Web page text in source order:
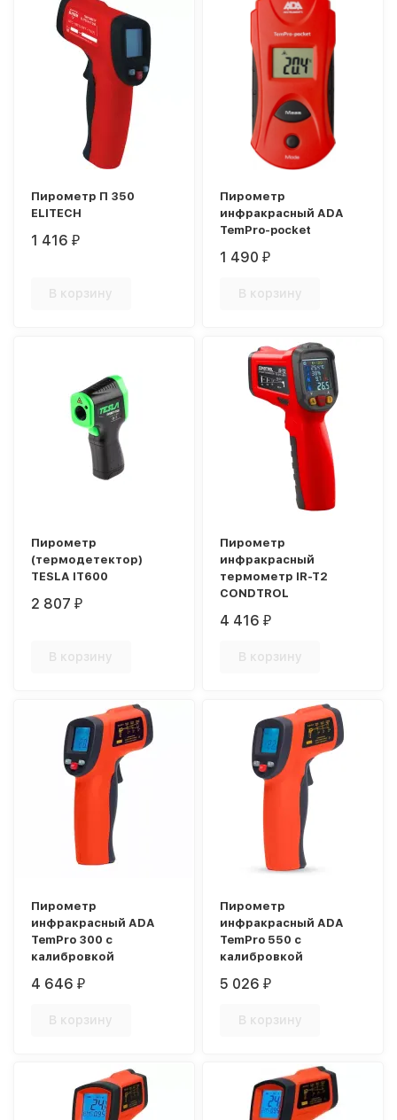
Пирометр П 350
ELITECH
1 416₽
В корзину
Пирометр
инфракрасный ADA
TemPro-pocket
1 490₽
В корзину
Пирометр
(термодетектор)
TESLA IT600
2 807₽
В корзину
Пирометр
инфракрасный
термометр IR-T2
CONDTROL
4 416₽
В корзину
Пирометр
инфракрасный ADA
TemPro 300 с
калибровкой
4 646₽
В корзину
Пирометр
инфракрасный ADA
TemPro 550 с
калибровкой
5 026₽
В корзину